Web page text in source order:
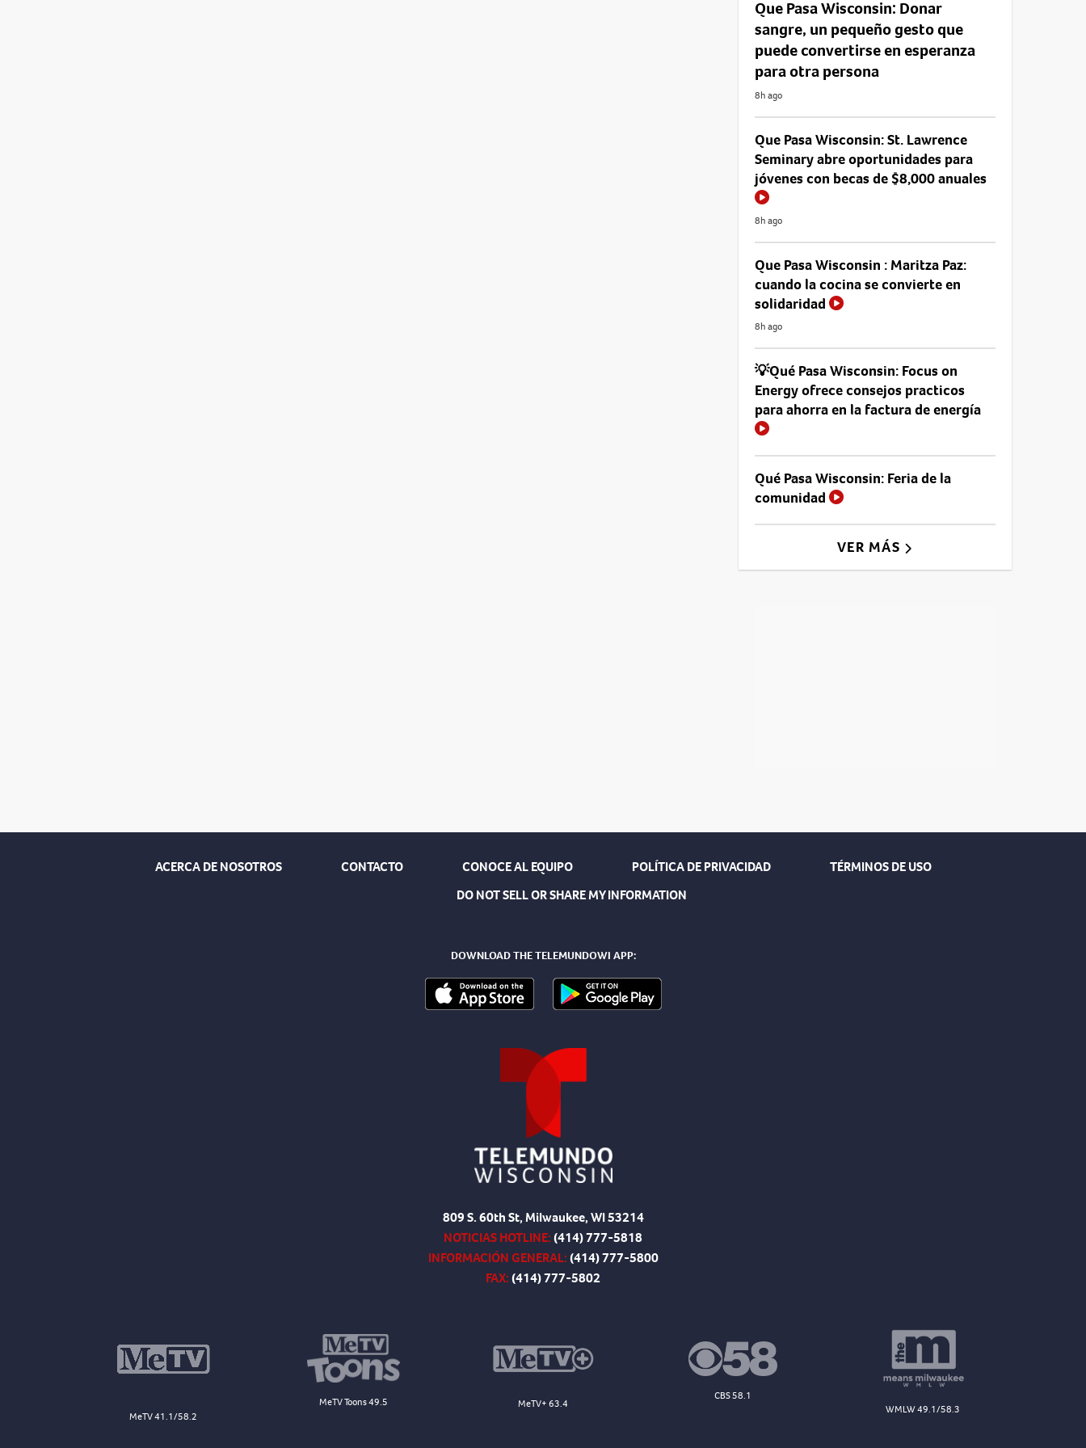
Que Pasa Wisconsin: Donar
sangre, un pequeño gesto que
puede convertirse en esperanza
para otra persona
8h ago
Que Pasa Wisconsin: St. Lawrence
Seminary abre oportunidades para
jóvenes con becas de $8,000 anuales
8h ago
Que Pasa Wisconsin : Maritza Paz:
cuando la cocina se convierte en
solidaridad
8h ago
💡Qué Pasa Wisconsin: Focus on
Energy ofrece consejos practicos
para ahorra en la factura de energía
Qué Pasa Wisconsin: Feria de la
comunidad
VER MÁS
ACERCA DE NOSOTROS CONTACTO CONOCE AL EQUIPO POLÍTICA DE PRIVACIDAD
TÉRMINOS DE USO
DO NOT SELL OR SHARE MY INFORMATION
DOWNLOAD THE TELEMUNDOWI APP:
809 S. 60th St, Milwaukee, WI 53214
NOTICIAS HOTLINE:(414) 777-5818
INFORMACIÓN GENERAL:(414) 777-5800
FAX:(414) 777-5802
MeTV 41.1/58.2
MeTV Toons 49.5 MeTV+ 63.4
CBS 58.1
WMLW 49.1/58.3